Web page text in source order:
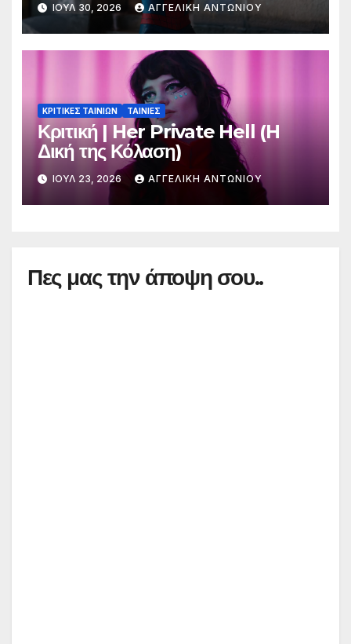
ΙΟΎΛ 30, 2026 ΑΓΓΕΛΙΚΉ ΑΝΤΩΝΊΟΥ
ΚΡΙΤΙΚΕΣ ΤΑΙΝΙΩΝ ΤΑΙΝΙΕΣ
Κριτική | Her Private Hell (H
Δική της Κόλαση)
ΙΟΎΛ 23, 2026 ΑΓΓΕΛΙΚΉ ΑΝΤΩΝΊΟΥ
Πες μας την άποψη σου..